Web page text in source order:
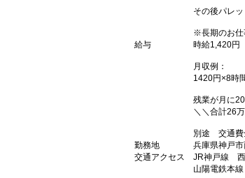
その後パレ
※長期のお仕
給与
時給1,420円
月収例：
1420円×8時
残業が月に
＼＼合計26
別途 交通費
勤務地
兵庫県神戸市
交通アクセス
JR神戸線
山陽電鉄本